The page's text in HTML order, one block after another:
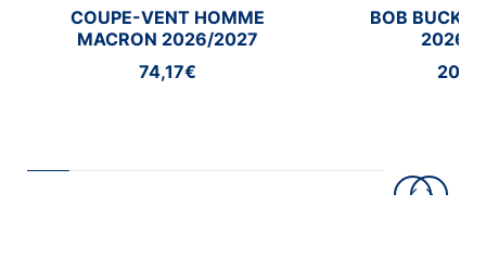
COUPE-VENT HOMME
MACRON 2026/2027
74,17€
BOB
2026/